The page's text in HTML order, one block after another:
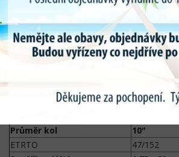
Parametry a specifikace duše na
Průměr kol
10"
ETRTO
47/152